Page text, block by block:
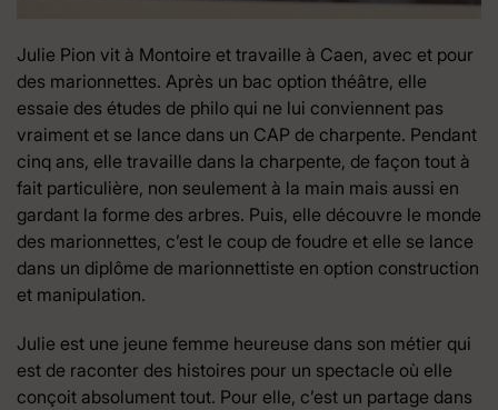
Julie Pion vit à Montoire et travaille à Caen, avec et pour
des marionnettes. Après un bac option théâtre, elle
essaie des études de philo qui ne lui conviennent pas
vraiment et se lance dans un CAP de charpente. Pendant
cinq ans, elle travaille dans la charpente, de façon tout à
fait particulière, non seulement à la main mais aussi en
gardant la forme des arbres. Puis, elle découvre le monde
des marionnettes, c’est le coup de foudre et elle se lance
dans un diplôme de marionnettiste en option construction
et manipulation.
Julie est une jeune femme heureuse dans son métier qui
est de raconter des histoires pour un spectacle où elle
conçoit absolument tout. Pour elle, c’est un partage dans